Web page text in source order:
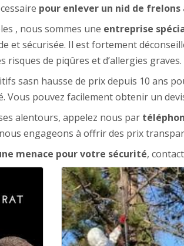
pour enlever un nid de
, nous sommes une entreprise
sécurisée. Il est fortement
risques de piqûres et d’allergies graves.
sasn hausse de prix depuis 10 ans
pouvez facilement obtenir un
alentours, appelez nous par
engageons à offrir des prix
menace pour votre sécurité,